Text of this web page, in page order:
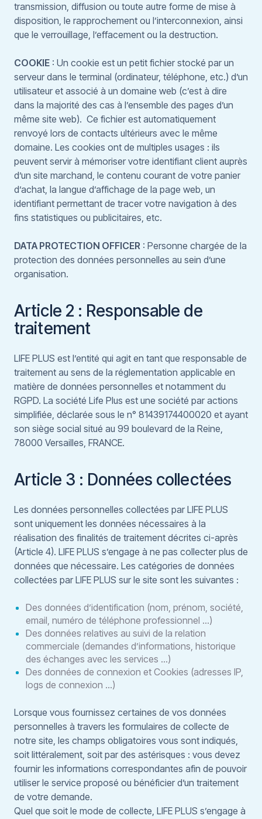
transmission, diffusion ou toute autre forme de mise à
disposition, le rapprochement ou l’interconnexion, ainsi
que le verrouillage, l’effacement ou la destruction.
COOKIE : Un cookie est un petit fichier stocké par un
serveur dans le terminal (ordinateur, téléphone, etc.) d’un
utilisateur et associé à un domaine web (c’est à dire
dans la majorité des cas à l’ensemble des pages d’un
même site web). Ce fichier est automatiquement
renvoyé lors de contacts ultérieurs avec le même
domaine. Les cookies ont de multiples usages : ils
peuvent servir à mémoriser votre identifiant client auprès
d’un site marchand, le contenu courant de votre panier
d’achat, la langue d’affichage de la page web, un
identifiant permettant de tracer votre navigation à des
fins statistiques ou publicitaires, etc.
DATA PROTECTION OFFICER : Personne chargée de la
protection des données personnelles au sein d’une
organisation.
Article 2 : Responsable de
traitement
LIFE PLUS est l’entité qui agit en tant que responsable de
traitement au sens de la réglementation applicable en
matière de données personnelles et notamment du
RGPD. La société Life Plus est une société par actions
simplifiée, déclarée sous le n° 81439174400020 et ayant
son siège social situé au 99 boulevard de la Reine,
78000 Versailles, FRANCE.
Article 3 : Données collectées
Les données personnelles collectées par LIFE PLUS
sont uniquement les données nécessaires à la
réalisation des finalités de traitement décrites ci-après
(Article 4). LIFE PLUS s’engage à ne pas collecter plus de
données que nécessaire. Les catégories de données
collectées par LIFE PLUS sur le site sont les suivantes :
Des données d’identification (nom, prénom, société,
email, numéro de téléphone professionnel …)
Des données relatives au suivi de la relation
commerciale (demandes d’informations, historique
des échanges avec les services …)
Des données de connexion et Cookies (adresses IP,
logs de connexion …)
Lorsque vous fournissez certaines de vos données
personnelles à travers les formulaires de collecte de
notre site, les champs obligatoires vous sont indiqués,
soit littéralement, soit par des astérisques : vous devez
fournir les informations correspondantes afin de pouvoir
utiliser le service proposé ou bénéficier d’un traitement
de votre demande.
Quel que soit le mode de collecte, LIFE PLUS s’engage à